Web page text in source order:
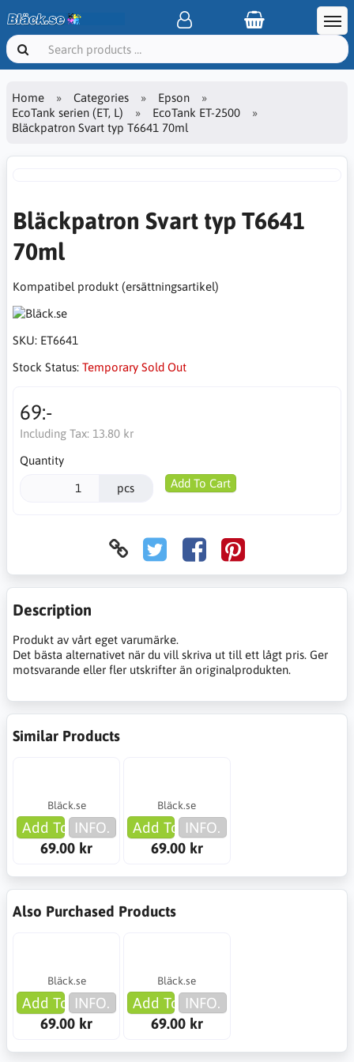
Home Categories
Epson
EcoTank serien (ET, L)
EcoTank ET-2500
Bläckpatron Svart typ T6641 70ml
Bläckpatron Svart typ T6641
70ml
Kompatibel produkt (ersättningsartikel)
SKU: ET6641
Stock Status: Temporary Sold Out
69:-
Including Tax: 13.80 kr
Quantity
pcs Add To Cart
Description
Produkt av vårt eget varumärke.
Det bästa alternativet när du vill skriva ut till ett lågt pris. Ger
motsvarande eller fler utskrifter än originalprodukten.
Similar Products
Bläck.se
Add To Cart
INFO.
69.00 kr
Bläck.se
Add To Cart
INFO.
69.00 kr
Also Purchased Products
Bläck.se
Add To Cart
INFO.
69.00 kr
Bläck.se
Add To Cart
INFO.
69.00 kr